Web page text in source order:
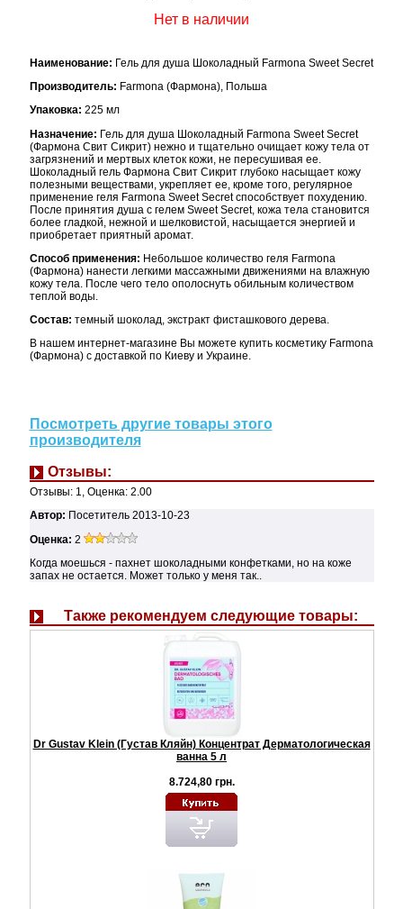
Нет в наличии
Наименование: Гель для душа Шоколадный Farmona Sweet Secret
Производитель: Farmona (Фармона), Польша
Упаковка: 225 мл
Назначение: Гель для душа Шоколадный Farmona Sweet Secret
(Фармона Свит Сикрит) нежно и тщательно очищает кожу тела от
загрязнений и мертвых клеток кожи, не пересушивая ее.
Шоколадный гель Фармона Свит Сикрит глубоко насыщает кожу
полезными веществами, укрепляет ее, кроме того, регулярное
применение геля Farmona Sweet Secret способствует похудению.
После принятия душа с гелем Sweet Secret, кожа тела становится
более гладкой, нежной и шелковистой, насыщается энергией и
приобретает приятный аромат.
Способ применения: Небольшое количество геля Farmona
(Фармона) нанести легкими массажными движениями на влажную
кожу тела. После чего тело ополоснуть обильным количеством
теплой воды.
Состав: темный шоколад, экстракт фисташкового дерева.
В нашем интернет-магазине Вы можете купить косметику Farmona
(Фармона) с доставкой по Киеву и Украине.
Посмотреть другие товары этого
производителя
Отзывы:
Отзывы: 1 , Оценка: 2.00
Автор: Посетитель 2013-10-23
Оценка: 2
Когда моешься - пахнет шоколадными конфетками, но на коже
запах не остается. Может только у меня так..
Также рекомендуем следующие товары:
Dr Gustav Klein (Густав Кляйн) Концентрат Дерматологическая
ванна 5 л
8.724,80 грн.